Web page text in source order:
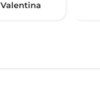
Valentina